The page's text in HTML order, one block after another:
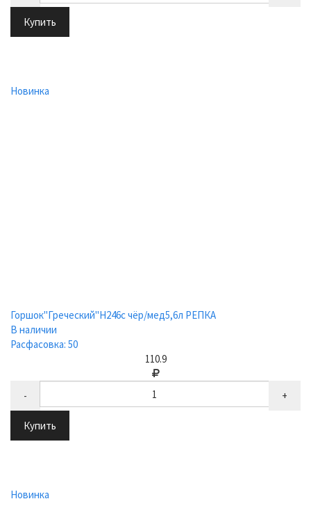
Купить
Новинка
Горшок"Греческий"Н246с чёр/мед5,6л РЕПКА
В наличии
Расфасовка: 50
110.9
- +
Купить
Новинка